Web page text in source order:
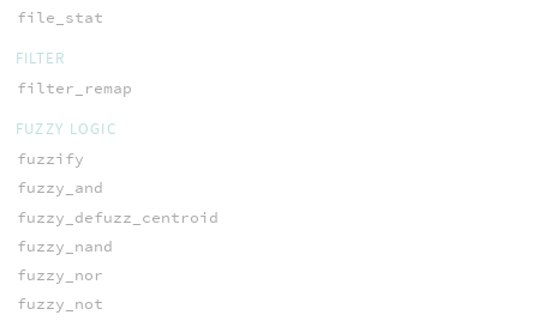
file_stat
FILTER
filter_remap
FUZZY LOGIC
fuzzify
fuzzy_and
fuzzy_defuzz_centroid
fuzzy_nand
fuzzy_nor
fuzzy_not